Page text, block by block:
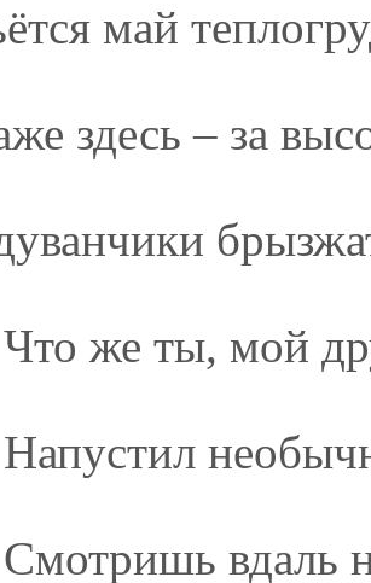
май
здесь – за
Что же ты, мой
Напустил
Смотришь вдаль